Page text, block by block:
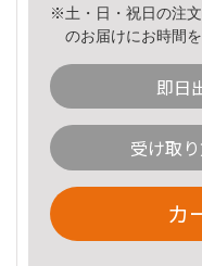
※土・日・祝日の注
のお届けにお時間
即日
受け取
カ